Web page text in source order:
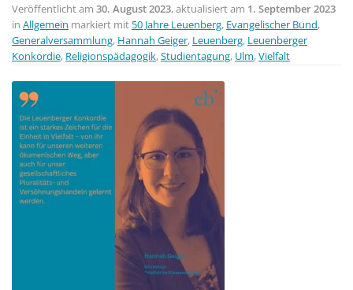
Veröffentlicht am 30. August 2023, aktualisiert am 1. September 2023
in Allgemein markiert mit 50 Jahre Leuenberg, Evangelischer Bund,
Generalversammlung, Hannah Geiger, Leuenberg, Leuenberger
Konkordie, Religionspädagogik,Studientagung, Ulm,Vielfalt